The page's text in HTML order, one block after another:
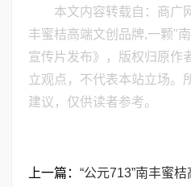
本文内容转载自：商广
丰蜜桔高端文创品牌,一颗"
宣传片发布》，版权归原作
立观点，不代表本站立场。
建议，仅供读者参考。
上一篇： “公元713”南丰蜜